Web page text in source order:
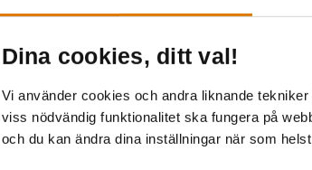
Dina cookies, ditt val!
Vi använder cookies och andra liknande
viss nödvändig funktionalitet ska fungera på
och du kan ändra dina inställningar när som
Dela: